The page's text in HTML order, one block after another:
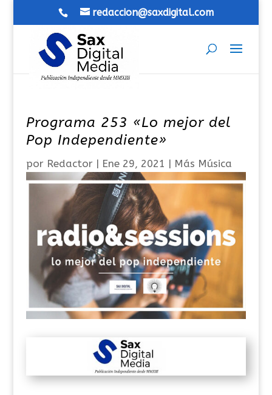
redaccion@saxdigital.com
Programa 253 «Lo mejor del
Pop Independiente»
por Redactor| Ene 29, 2021 | Más Música